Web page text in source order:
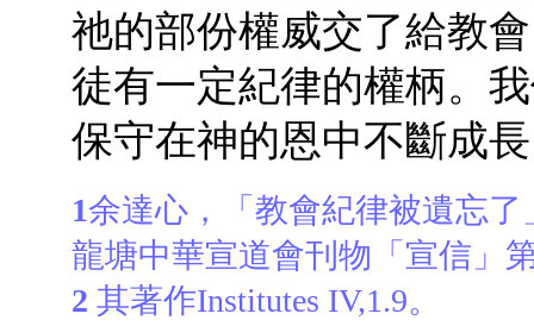
祂的部份權威交了給教
徒有一定紀律的權柄。
保守在神的恩中不斷成
1余達心，「教會紀律被遺忘
龍塘中華宣道會刊物「宣信」
2 其著作Institutes IV,1.9。